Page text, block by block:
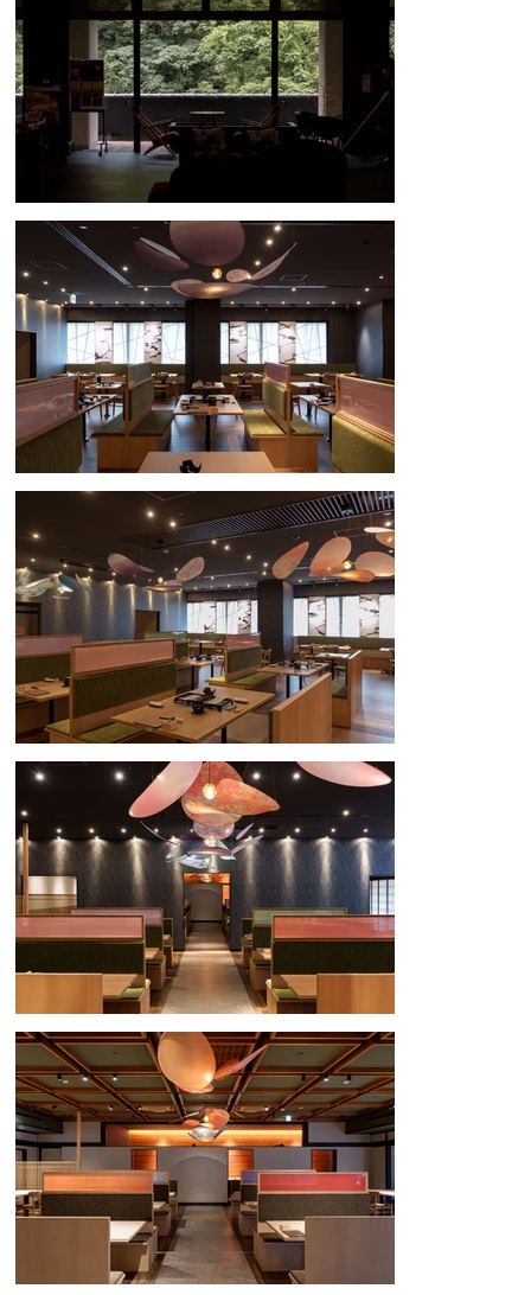
ら思い思いの色を差した。染め・洗いの工程には山中温泉の温泉水や鶴
仙渓の川水を使用し、地域の特色を活かした作品に仕上げたメイドイン
山中温泉となっている。
コロナ禍でのイメージ刷新を図るなか、お花見久兵衛は“時代に合わせ
た旅館の楽しみ方”をキーワードにアップグレードを行っている。今回
のレストラン改修プロジェクトでは、お花見久兵衛の持つコンセプトを
てもらえるようなアップデートを実現することができたものであった。